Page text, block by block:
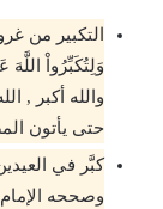
التكبير من
والله أكبر ,
حتى يأتون
كبَّر في
وصححه